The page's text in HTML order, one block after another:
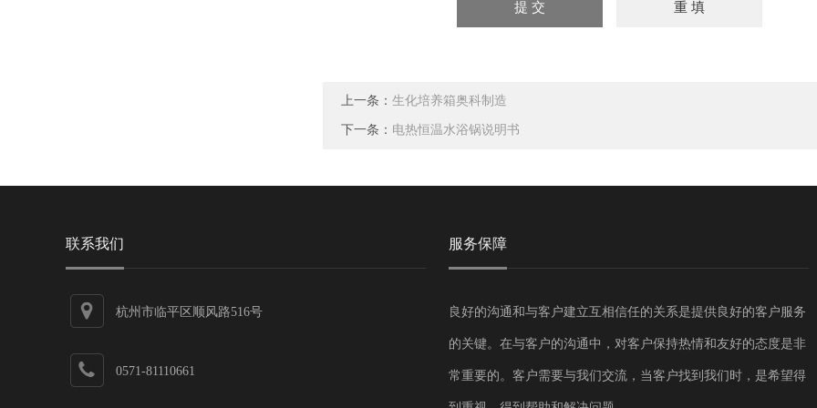
上一条： 生化培养箱奥科制造
下一条： 电热恒温水浴锅说明书
联系我们
杭州市临平区顺风路516号
0571-81110661
服务保障
良好的沟通和与客户建立互相信任的关系是提供良好的客户服务
的关键。在与客户的沟通中，对客户保持热情和友好的态度是非
常重要的。客户需要与我们交流，当客户找到我们时，是希望得